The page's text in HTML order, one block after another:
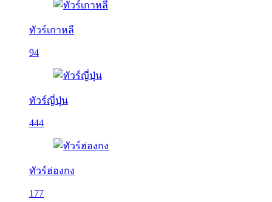
ทัวร์เกาหลี
94
ทัวร์ญี่ปุ่น
444
ทัวร์ฮ่องกง
177